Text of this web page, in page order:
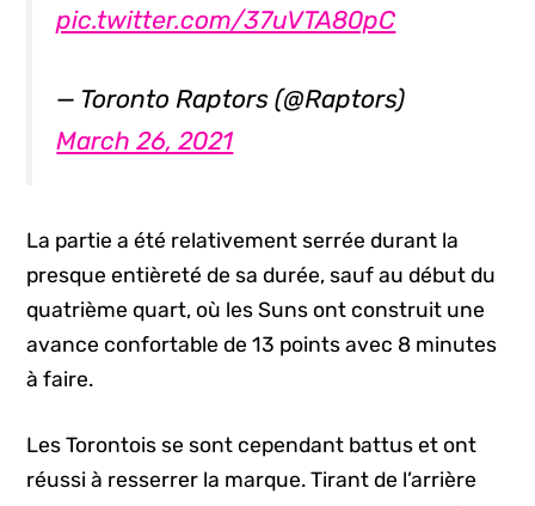
pic.twitter.com/37uVTA80pC
— Toronto Raptors (@Raptors)
March 26, 2021
La partie a été relativement serrée durant la
presque entièreté de sa durée, sauf au début du
quatrième quart, où les Suns ont construit une
avance confortable de 13 points avec 8 minutes
à faire.
Les Torontois se sont cependant battus et ont
réussi à resserrer la marque. Tirant de l’arrière